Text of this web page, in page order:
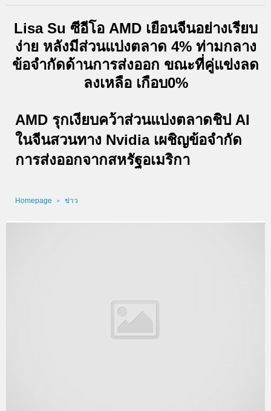
Lisa Su ซีอีโอ AMD เยือนจีนอย่างเรียบ
ง่าย หลังมีส่วนแบ่งตลาด 4% ท่ามกลาง
ข้อจำกัดด้านการส่งออก ขณะที่คู่แข่งลด
ลงเหลือ เกือบ0%
AMD รุกเงียบคว้าส่วนแบ่งตลาดชิป AI
ในจีนสวนทาง Nvidia เผชิญข้อจำกัด
การส่งออกจากสหรัฐอเมริกา
Homepage ข่าว